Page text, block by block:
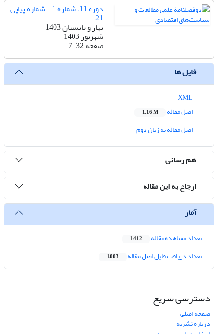
دوره 11، شماره 1 - شماره پیاپی
21
بهار و تابستان 1403
شهریور 1403
صفحه7-32
فایل ها
اصل مقاله
1.16 M
اصل مقاله به زبان دوم
هم رسانی
ارجاع به این مقاله
آمار
تعداد مشاهده مقاله 1,412
تعداد دریافت فایل اصل مقاله 1,003
دسترسی سریع
صفحه اصلی
درباره نشریه